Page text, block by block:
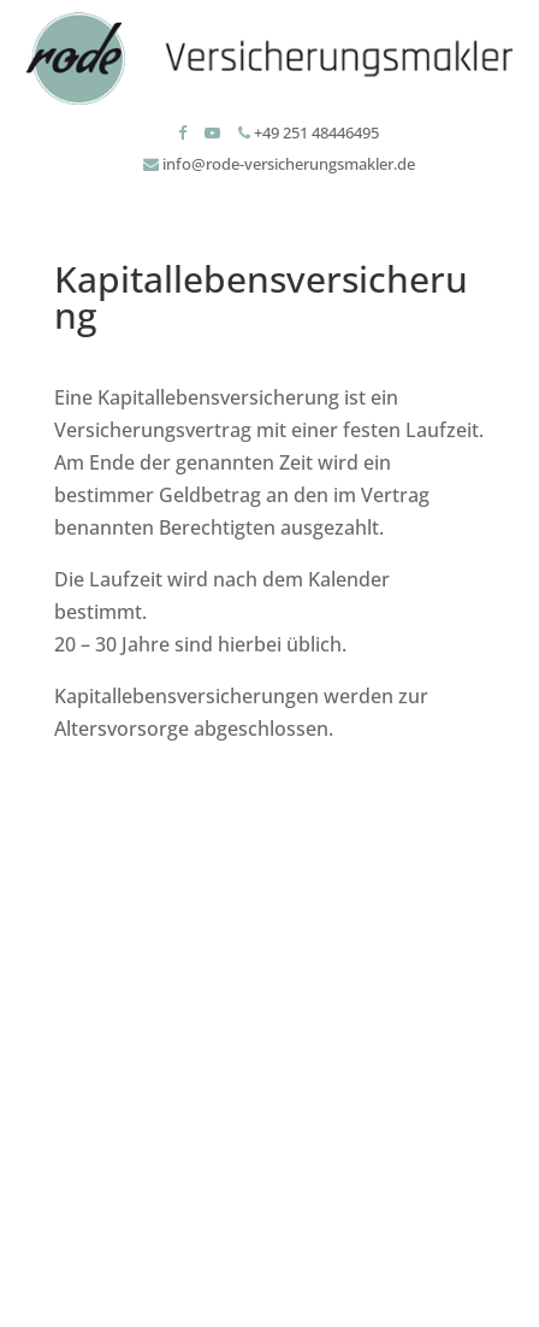
+49 251 48446495
info@rode-versicherungsmakler.de
Kapitallebensversicheru
ng
Eine Kapitallebensversicherung ist ein
Versicherungsvertrag mit einer festen Laufzeit.
Am Ende der genannten Zeit wird ein
bestimmer Geldbetrag an den im Vertrag
benannten Berechtigten ausgezahlt.
Die Laufzeit wird nach dem Kalender
bestimmt.
20 – 30 Jahre sind hierbei üblich.
Kapitallebensversicherungen werden zur
Altersvorsorge abgeschlossen.